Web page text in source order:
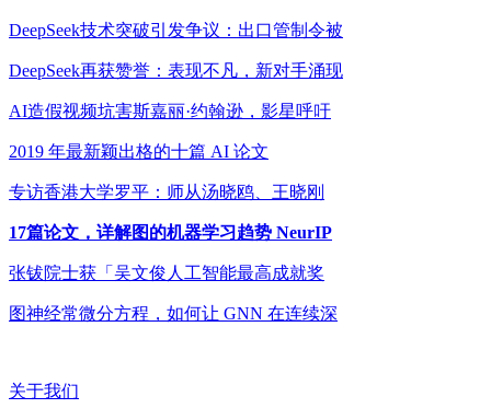
DeepSeek技术突破引发争议：出口管制令被
DeepSeek再获赞誉：表现不凡，新对手涌现
AI造假视频坑害斯嘉丽·约翰逊，影星呼吁
2019 年最新颖出格的十篇 AI 论文
专访香港大学罗平：师从汤晓鸥、王晓刚
17篇论文，详解图的机器学习趋势 NeurIP
张钹院士获「吴文俊人工智能最高成就奖
图神经常微分方程，如何让 GNN 在连续深
关于我们